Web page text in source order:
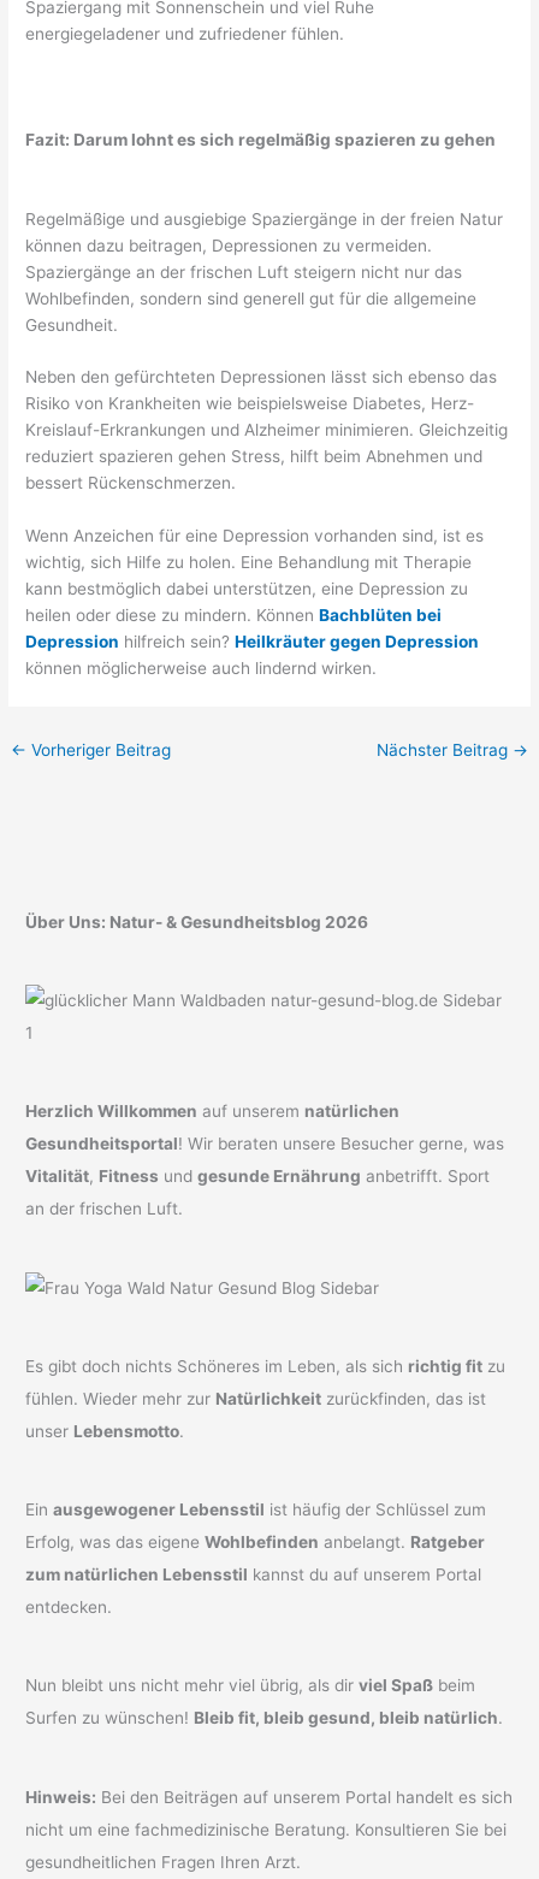
Spaziergang mit Sonnenschein und viel Ruhe
energiegeladener und zufriedener fühlen.
Fazit: Darum lohnt es sich regelmäßig spazieren zu gehen
Regelmäßige und ausgiebige Spaziergänge in der freien Natur
können dazu beitragen, Depressionen zu vermeiden.
Spaziergänge an der frischen Luft steigern nicht nur das
Wohlbefinden, sondern sind generell gut für die allgemeine
Gesundheit.
Neben den gefürchteten Depressionen lässt sich ebenso das
Risiko von Krankheiten wie beispielsweise Diabetes, Herz-
Kreislauf-Erkrankungen und Alzheimer minimieren. Gleichzeitig
reduziert spazieren gehen Stress, hilft beim Abnehmen und
bessert Rückenschmerzen.
Wenn Anzeichen für eine Depression vorhanden sind, ist es
wichtig, sich Hilfe zu holen. Eine Behandlung mit Therapie
kann bestmöglich dabei unterstützen, eine Depression zu
heilen oder diese zu mindern. KönnenBachblüten bei
Depression hilfreich sein?Heilkräuter gegen Depression
können möglicherweise auch lindernd wirken.
← Vorheriger Beitrag Nächster Beitrag →
Über Uns: Natur- & Gesundheitsblog 2026
Herzlich Willkommen auf unserem natürlichen
Gesundheitsportal! Wir beraten unsere Besucher gerne, was
Vitalität, Fitness undgesunde Ernährung anbetrifft. Sport
an der frischen Luft.
Es gibt doch nichts Schöneres im Leben, als sich richtig fit zu
fühlen. Wieder mehr zur Natürlichkeit zurückfinden, das ist
unser Lebensmotto.
Einausgewogener Lebensstil ist häufig der Schlüssel zum
Erfolg, was das eigeneWohlbefinden anbelangt. Ratgeber
zum natürlichen Lebensstil kannst du auf unserem Portal
entdecken.
Nun bleibt uns nicht mehr viel übrig, als dirviel Spaß beim
Surfen zu wünschen! Bleib fit, bleib gesund, bleib natürlich.
Hinweis: Bei den Beiträgen auf unserem Portal handelt es sich
nicht um eine fachmedizinische Beratung. Konsultieren Sie bei
gesundheitlichen Fragen Ihren Arzt.